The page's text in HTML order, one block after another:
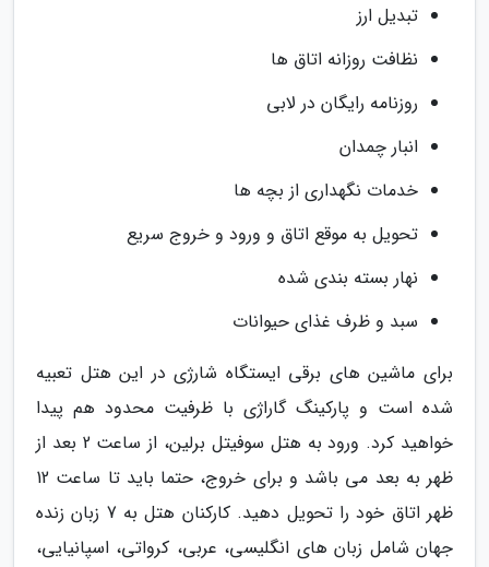
تبدیل ارز
نظافت روزانه اتاق ها
روزنامه رایگان در لابی
انبار چمدان
خدمات نگهداری از بچه ها
تحویل به موقع اتاق و ورود و خروج سریع
نهار بسته بندی شده
سبد و ظرف غذای حیوانات
برای ماشین های برقی ایستگاه شارژی در این هتل تعبیه
شده است و پارکینگ گاراژی با ظرفیت محدود هم پیدا
خواهید کرد. ورود به هتل سوفیتل برلین، از ساعت 2 بعد از
ظهر به بعد می باشد و برای خروج، حتما باید تا ساعت 12
ظهر اتاق خود را تحویل دهید. کارکنان هتل به 7 زبان زنده
جهان شامل زبان های انگلیسی، عربی، کرواتی، اسپانیایی،